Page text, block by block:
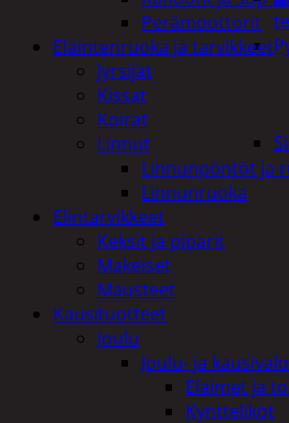
Perämoottorit
Eläintenruoka ja tarvikkeet
Jyrsijät
Kissat
Koirat
Linnut
Linnunpöntöt ja
Linnunruoka
Elintarvikkeet
Keksit ja piparit
Makeiset
Mausteet
Kausituotteet
Joulu
Joulu- ja
Eläimet ja
Kyntteliköt